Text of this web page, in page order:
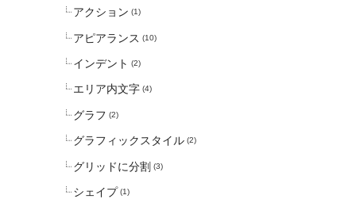
アクション (1)
アピアランス (10)
インデント (2)
エリア内文字 (4)
グラフ (2)
グラフィックスタイル (2)
グリッドに分割 (3)
シェイプ (1)